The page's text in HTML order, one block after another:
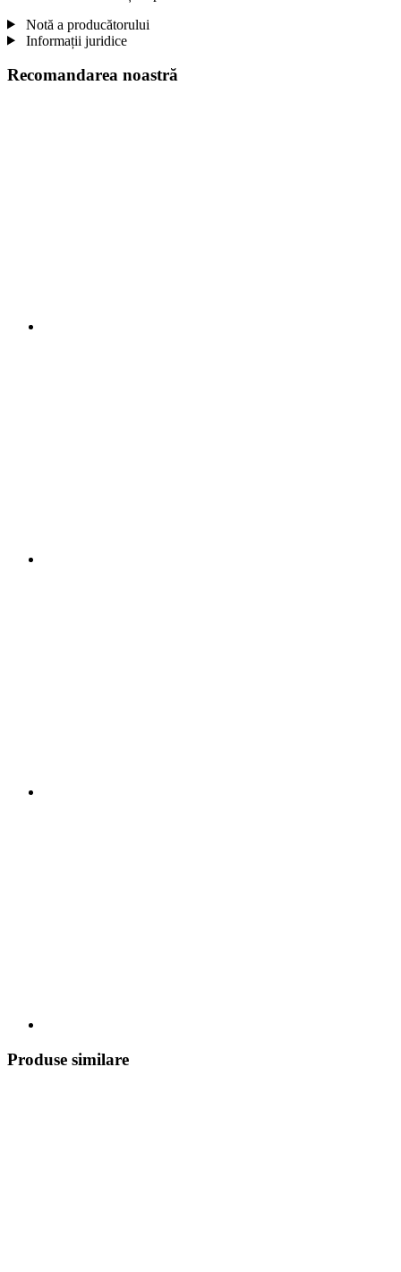
Notă a producătorului
Informații juridice
Recomandarea noastră
Produse similare